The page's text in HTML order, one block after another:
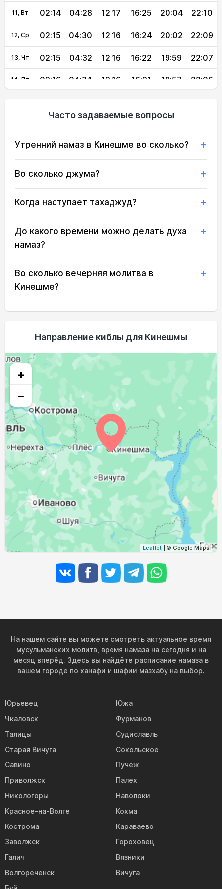
11, Вт 02:14 04:28 12:17 16:25 20:04 22:10
12, Ср 02:15 04:30 12:16 16:24 20:02 22:09
13, Чт 02:15 04:32 12:16 16:22 19:59 22:07
14, Пт 02:16 04:34 12:16 16:21 19:57 22:06
17, Пн 02:19 04:41 12:16 16:17 19:49 22:02
18, Вт 02:20 04:43 22:01
02:21 04:45 12:15 16:15 19:44 21:59
21, Пт 02:22 04:49 12:15 16:12 19:39 21:56
22, Сб 02:23 04:51 12:14 16:10 19:36 21:52
02:25 04:53
02:41 05:02
02:44 05:04 21:27
29, Сб 02:48 05:06 12:12 19:18 21:24
30, Вс 02:52 05:08 12:12 19:15 21:20
02:55 05:10 12:12 15:56 19:12
Часто задаваемые вопросы
Утренний намаз в Кинешме во сколько?
Во сколько джума?
Когда наступает тахаджуд?
До какого времени можно делать духа
намаз?
Во сколько вечерняя молитва в
Кинешме?
Направление киблы для Кинешмы
+
−
Leaflet | © Google Maps
На нашем сайте вы можете смотреть актуальное время
мусульманских молитв, время намаза на сегодня и на
месяц вперёд. Здесь вы найдёте расписание намаза в
вашем городе по ханафи и шафии мазхабу на выбор.
Юрьевец
Южа
Чкаловск
Фурманов
Талицы
Судиславль
Старая Вичуга
Сокольское
Савино
Пучеж
Приволжск
Палех
Никологоры
Наволоки
Красное-на-Волге
Кохма
Кострома
Караваево
Заволжск
Гороховец
Галич
Вязники
Волгореченск
Вичуга